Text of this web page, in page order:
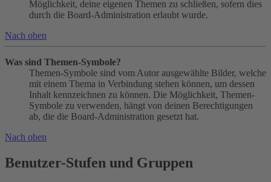
Möglichkeit, deine eigenen Themen zu schließen, sofern dies
durch die Board-Administration erlaubt wurde.
Nach oben
Was sind Themen-Symbole?
Themen-Symbole sind vom Autor ausgewählte Bilder, welche
mit einem Thema in Verbindung stehen können, um dessen
Inhalt kennzeichnen zu können. Die Möglichkeit, Themen-
Symbole zu verwenden, hängt von deinen Berechtigungen
ab, die die Board-Administration gesetzt hat.
Nach oben
Benutzer-Stufen und Gruppen